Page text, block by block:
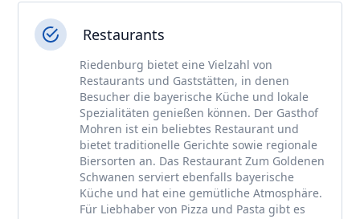
Restaurants
Riedenburg bietet eine Vielzahl von
Restaurants und Gaststätten, in denen
Besucher die bayerische Küche und lokale
Spezialitäten genießen können. Der Gasthof
Mohren ist ein beliebtes Restaurant und
bietet traditionelle Gerichte sowie regionale
Biersorten an. Das Restaurant Zum Goldenen
Schwanen serviert ebenfalls bayerische
Küche und hat eine gemütliche Atmosphäre.
Für Liebhaber von Pizza und Pasta gibt es